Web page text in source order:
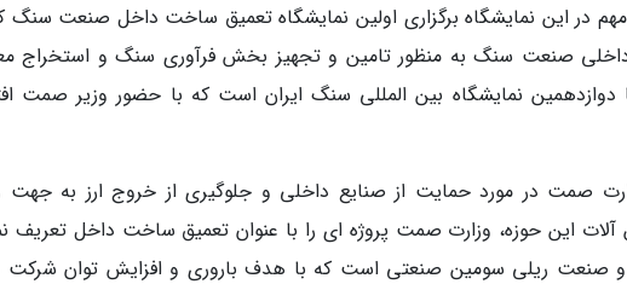
مهم در این نمایشگاه برگزاری اولین نمایشگاه تعمیق ساخت داخل صنعت سنگ
صنعت سنگ به منظور تامین و تجهیز بخش فرآوری سنگ و استخراج
دوازدهمین نمایشگاه بین المللی سنگ ایران است که با حضور وزیر صمت
صمت در مورد حمایت از صنایع داخلی و جلوگیری از خروج ارز به جهت
آلات این حوزه، وزارت صمت پروژه ای را با عنوان تعمیق ساخت داخل تعریف
ریلی سومین صنعتی است که با هدف باروری و افزایش توان